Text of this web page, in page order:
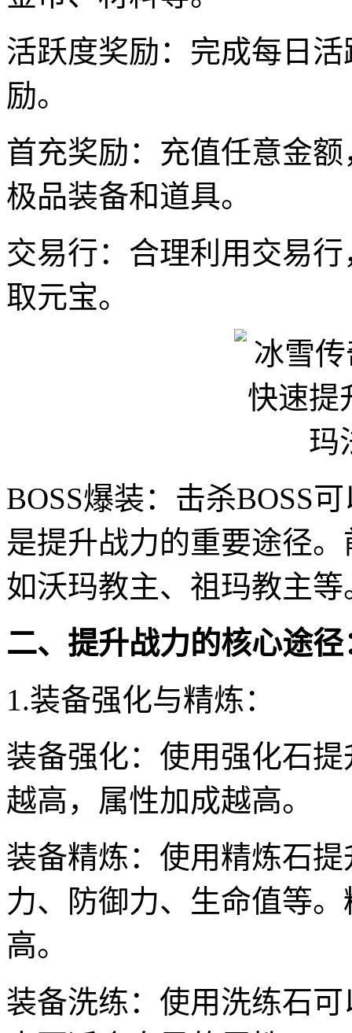
活跃度奖励：完成每日
励。
首充奖励：充值任意金
极品装备和道具。
交易行：合理利用交易
取元宝。
BOSS爆装：击杀BOSS
是提升战力的重要途径
如沃玛教主、祖玛教主等
二、提升战力的核心途径
1.装备强化与精炼：
装备强化：使用强化石
越高，属性加成越高。
装备精炼：使用精炼石
力、防御力、生命值等
高。
装备洗练：使用洗练石